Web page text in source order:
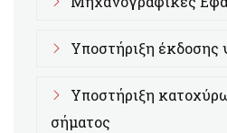
Υποστήριξη έκδοσης
Υποστήριξη
σήματος